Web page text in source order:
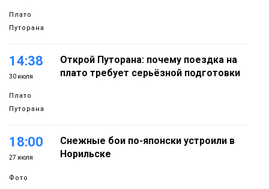
Плато
Путорана
14:38
30 июля
Плато
Путорана
Открой Путорана: почему поездка на
плато требует серьёзной подготовки
18:00
27 июля
Фото
Снежные бои по-японски устроили в
Норильске